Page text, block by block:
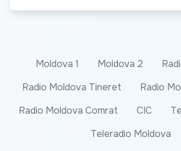
Moldova 1 Moldova 2
Radio Moldova Tineret
Radio
Radio Moldova Comrat
CIC
Teleradio Moldova